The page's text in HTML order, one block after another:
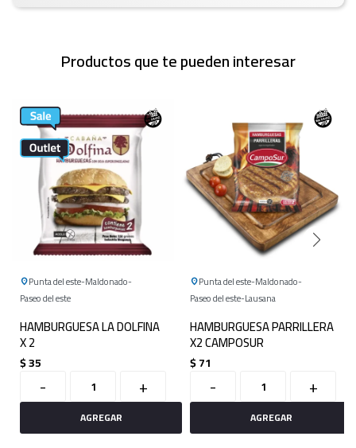
Productos que te pueden interesar
Punta del este Maldonado
Paseo del este
HAMBURGUESA LA DOLFINA
X 2
$35
- +
Punta del este Maldonado
Paseo del este Lausana
HAMBURGUESA PARRILLERA
X2 CAMPOSUR
$71
- +